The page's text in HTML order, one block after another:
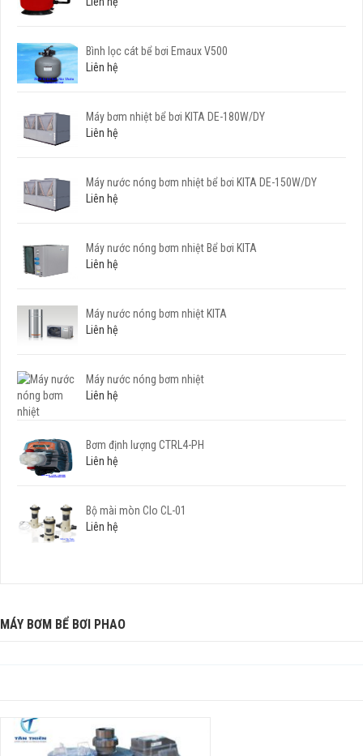
Bình lọc cát bể bơi Emaux V500
Liên hệ
Máy bơm nhiệt bể bơi KITA DE-180W/DY
Liên hệ
Máy nước nóng bơm nhiệt bể bơi KITA DE-150W/DY
Liên hệ
Máy nước nóng bơm nhiệt Bể bơi KITA
Liên hệ
Máy nước nóng bơm nhiệt KITA
Liên hệ
Máy nước nóng bơm nhiệt
Liên hệ
Bơm định lượng CTRL4-PH
Liên hệ
Bộ mài mòn Clo CL-01
Liên hệ
MÁY BƠM BỂ BƠI PHAO